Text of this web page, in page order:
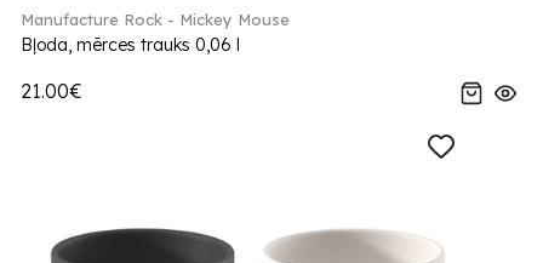
Manufacture Rock - Mickey Mouse
Bļoda, mērces trauks 0,06 l
21.00€